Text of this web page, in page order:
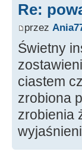
Re:
przez
Świetny
ciastem
zrobiona
zrobienia